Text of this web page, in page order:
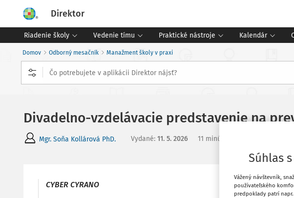
Direktor
Riadenie školy Vedenie tímu Praktické nástroje Kalendár
Domov Odborný mesačník Manažment školy v praxi
Divadelno-vzdelávacie predstavenie na
Mgr. Soňa Kollárová PhD. Vydané: 11. 5. 2026 11 minút čítania
CYBER CYRANO
Súhlas
Vážený návštevník,
používateľského
predpoklady patrí